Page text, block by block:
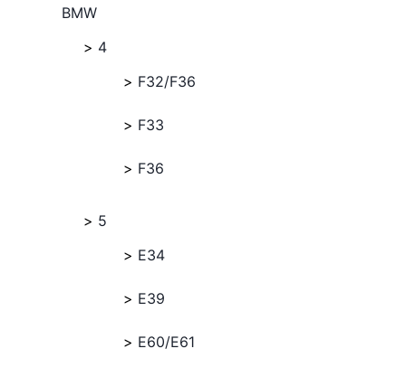
BMW
4
F32/F36
F33
F36
5
E34
E39
E60/E61